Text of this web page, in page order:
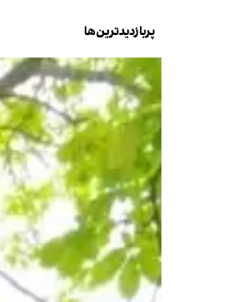
پربازدیدترین‌ها